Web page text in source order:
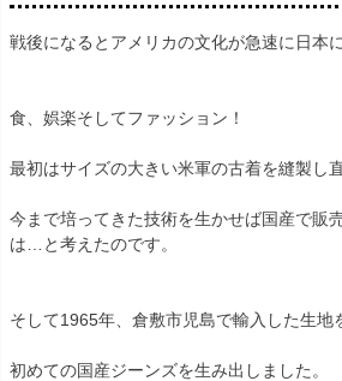
戦後になるとアメリカの文化が急速に日本
食、娯楽そしてファッション！
最初はサイズの大きい米軍の古着を縫製し
今まで培ってきた技術を生かせば国産で販
は…と考えたのです。
そして1965年、倉敷市児島で輸入した生地
初めての国産ジーンズを生み出しました。